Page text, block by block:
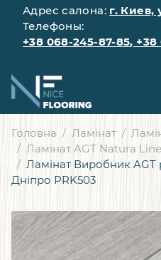
Адрес салона: г. Киев,
Телефоны:
+38 068-245-87-85, +38
Головна Ламінат
Ламінат AGT Natura Line
Ламінат Виробник AGT
Дніпро PRK503